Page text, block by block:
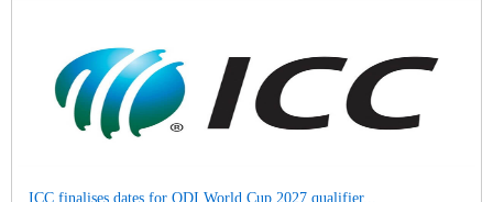
ICC finalises dates for ODI World Cup 2027 qualifier...